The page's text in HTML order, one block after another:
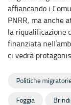
affiancando i
PNRR, ma anche
la riqualificazione
finanziata
ci vedrà
Politiche
Foggia